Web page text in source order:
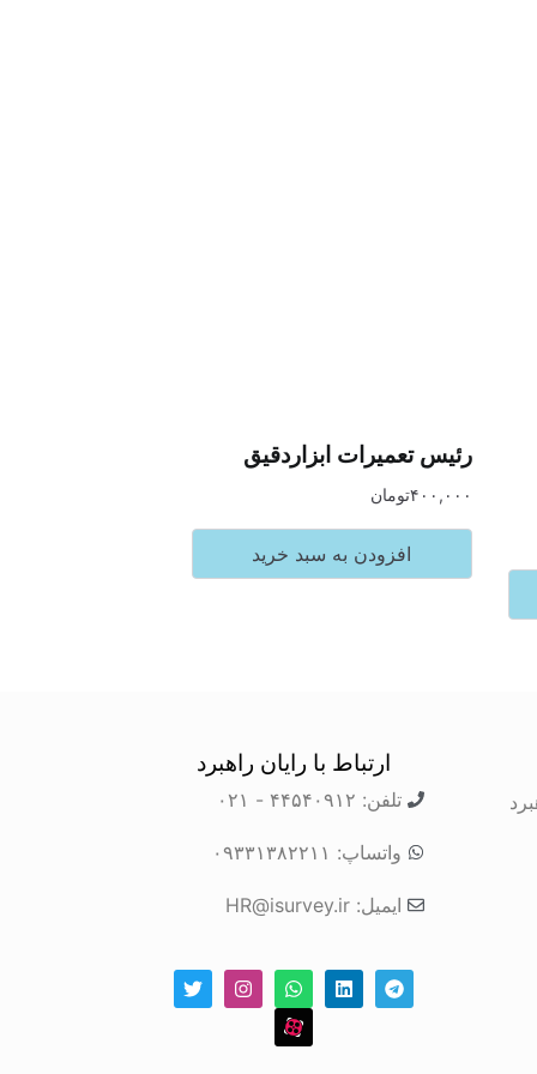
رئیس تعمیرات ابزاردقیق
۴۰۰,۰۰۰تومان
افزودن به سبد خرید
ارتباط با رایان راهبرد
تلفن: ۴۴۵۴۰۹۱۲ - ۰۲۱
واتساپ: ۰۹۳۳۱۳۸۲۲۱۱
ایمیل: HR@isurvey.ir